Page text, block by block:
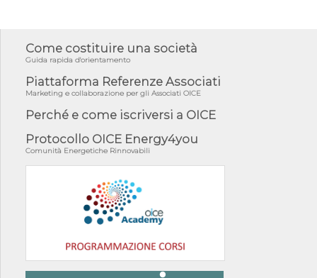
Come costituire una società
Guida rapida d'orientamento
Piattaforma Referenze Associati
Marketing e collaborazione per gli Associati OICE
Perché e come iscriversi a OICE
Protocollo OICE Energy4you
Comunità Energetiche Rinnovabili